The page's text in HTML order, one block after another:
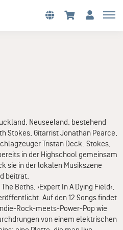
Neuseeland, bestehend
Stokes, Gitarrist Jonathan Pearce,
Tristan Deck. Stokes,
in der Highschool gemeinsam
sie in der lokalen Musikszene
beitrat.
Beths, ›Expert In A Dying Field‹,
Auf den 12 Songs findet
Rock-meets-Power-Pop wie
von einem elektrischen